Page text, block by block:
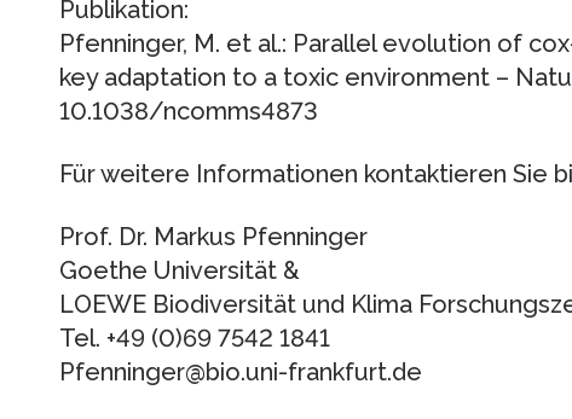
Publikation:
Pfenninger, M. et al.: Parallel evolution of
key adaptation to a toxic environment –
10.1038/ncomms4873
Für weitere Informationen kontaktieren Sie
Prof. Dr. Markus Pfenninger
Goethe Universität &
LOEWE Biodiversität und Klima
Tel. +49 (0)69 7542 1841
Pfenninger@bio.uni-frankfurt.de